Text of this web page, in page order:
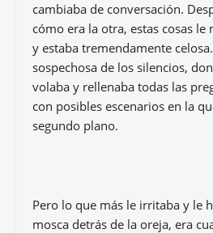
cambiaba de conversación.
cómo era la otra, estas cosas le
y estaba tremendamente
sospechosa de los silencios,
volaba y rellenaba todas las
con posibles escenarios en la
segundo plano.
Pero lo que más le irritaba y le
mosca detrás de la oreja, era